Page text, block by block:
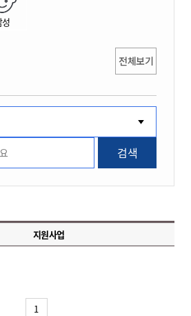
성
전체보기
검색
지원사업
1